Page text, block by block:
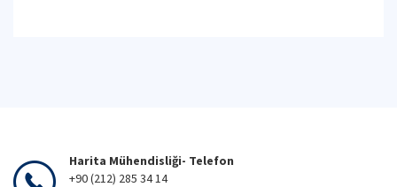
Harita Mühendisliği- Telefon
+90 (212) 285 34 14